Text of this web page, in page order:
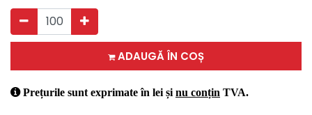
ADAUGĂ ÎN COȘ
Prețurile sunt exprimate în lei și nu conțin TVA.